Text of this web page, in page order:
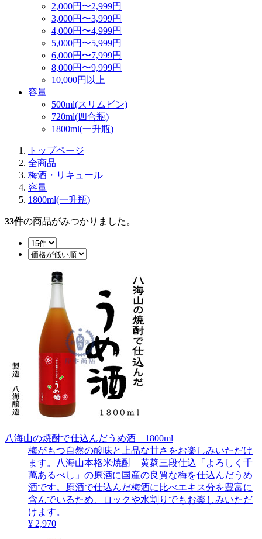
2,000円〜2,999円
3,000円〜3,999円
4,000円〜4,999円
5,000円〜5,999円
6,000円〜7,999円
8,000円〜9,999円
10,000円以上
容量
500ml(スリムビン)
720ml(四合瓶)
1800ml(一升瓶)
トップページ
全商品
梅酒・リキュール
容量
1800ml(一升瓶)
33件の商品がみつかりました。
八海山の焼酎で仕込んだうめ酒 1800ml
梅がもつ自然の酸味と上品な甘さをお楽しみいただけ
ます。八海山本格米焼酎 黄麹三段仕込「よろしく千
萬あるべし」の原酒に国産の良質な梅を仕込んだうめ
酒です。原酒で仕込んだ梅酒に比べエキス分を豊富に
含んでいるため、ロックや水割りでもお楽しみいただ
けます。
¥ 2,970